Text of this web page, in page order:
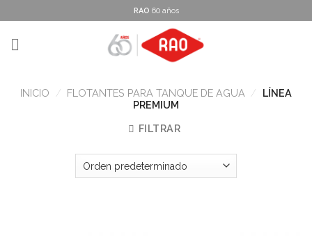
to
content
RAO 60 años
INICIO / FLOTANTES PARA TANQUE DE AGUA /
LÍNEA
PREMIUM
FILTRAR